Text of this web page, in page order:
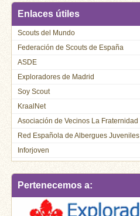
Enlaces útiles
Scouts del Mundo
Federación de Scouts de España
ASDE
Exploradores de Madrid
Soy Scout
KraalNet
Asociación de Vecinos La Fraternidad
Red Española de Albergues Juveniles
Inforjoven
Pertenecemos a: